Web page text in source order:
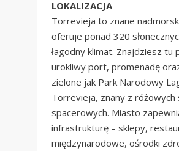
LOKALIZACJA
Torrevieja to znane
oferuje ponad 320
łagodny klimat. Znajdziesz tu
urokliwy port, promenadę
zielone jak Park Narodowy
Torrevieja, znany z różowych
spacerowych. Miasto
infrastrukturę – sklepy,
międzynarodowe, ośrodki